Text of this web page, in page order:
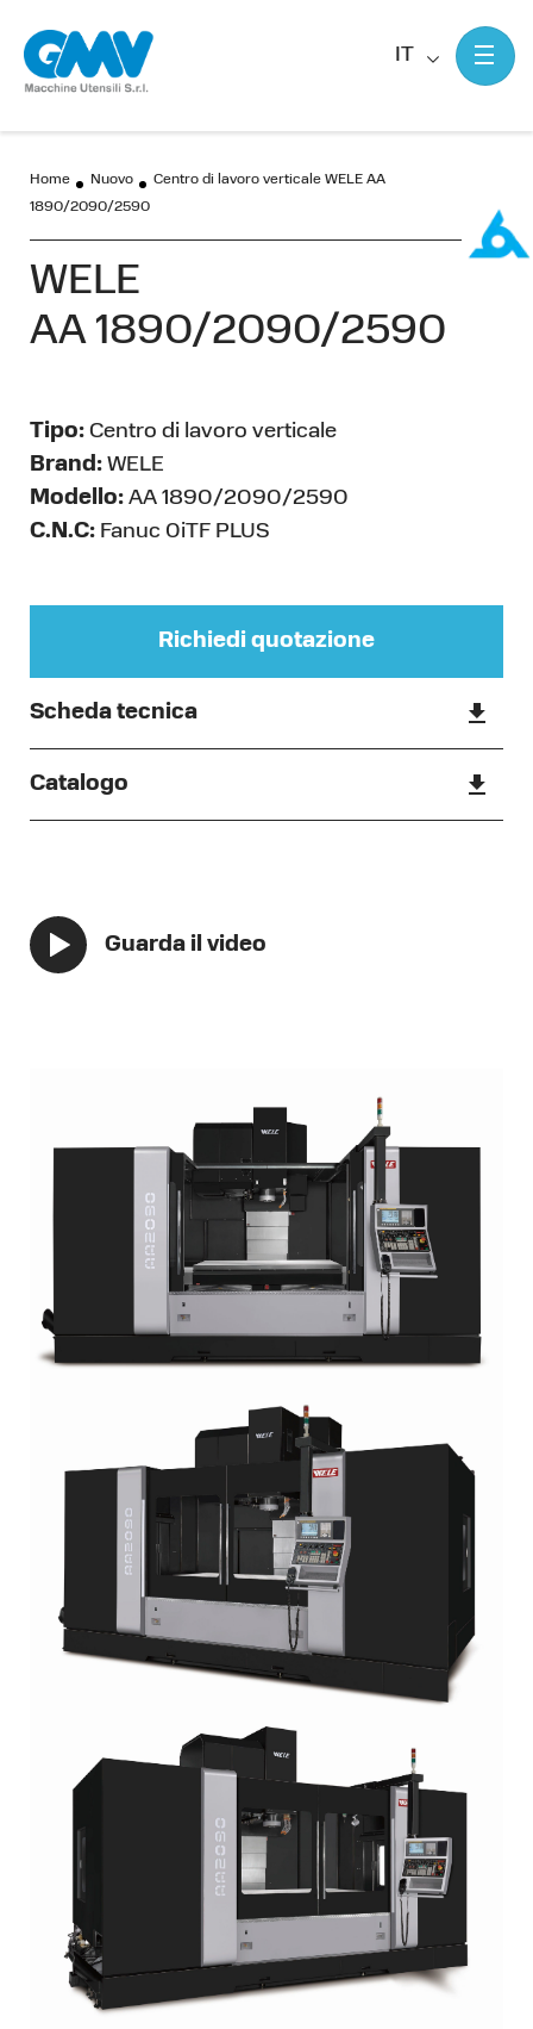
IT
Home Nuovo
Centro di lavoro verticale WELE AA
1890/2090/2590
WELE
AA 1890/2090/2590
Tipo: Centro di lavoro verticale
Brand: WELE
Modello: AA 1890/2090/2590
C.N.C: Fanuc 0iTF PLUS
Richiedi quotazione
Scheda tecnica
Catalogo
Guarda il video